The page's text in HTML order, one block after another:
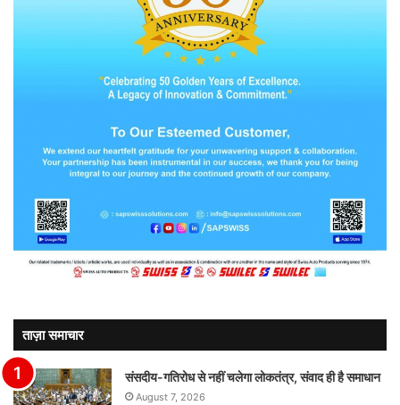
ताज़ा समाचार
संसदीय-गतिरोध से नहीं चलेगा लोकतंत्र, संवाद ही है समाधान
August 7, 2026